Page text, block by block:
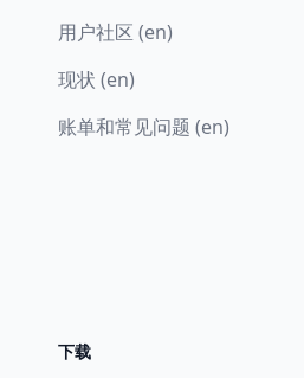
用户社区 (en)
现状 (en)
账单和常见问题 (en)
下载